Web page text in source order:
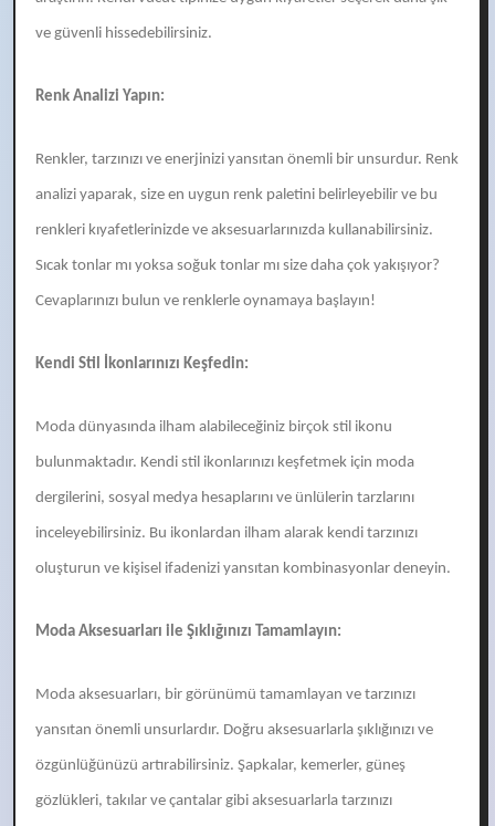
ve güvenli hissedebilirsiniz.
Renk Analizi Yapın:
Renkler, tarzınızı ve enerjinizi yansıtan önemli bir unsurdur. Renk
analizi yaparak, size en uygun renk paletini belirleyebilir ve bu
renkleri kıyafetlerinizde ve aksesuarlarınızda kullanabilirsiniz.
Sıcak tonlar mı yoksa soğuk tonlar mı size daha çok yakışıyor?
Cevaplarınızı bulun ve renklerle oynamaya başlayın!
Kendi Stil İkonlarınızı Keşfedin:
Moda dünyasında ilham alabileceğiniz birçok stil ikonu
bulunmaktadır. Kendi stil ikonlarınızı keşfetmek için moda
dergilerini, sosyal medya hesaplarını ve ünlülerin tarzlarını
inceleyebilirsiniz. Bu ikonlardan ilham alarak kendi tarzınızı
oluşturun ve kişisel ifadenizi yansıtan kombinasyonlar deneyin.
Moda Aksesuarları ile Şıklığınızı Tamamlayın:
Moda aksesuarları, bir görünümü tamamlayan ve tarzınızı
yansıtan önemli unsurlardır. Doğru aksesuarlarla şıklığınızı ve
özgünlüğünüzü artırabilirsiniz. Şapkalar, kemerler, güneş
gözlükleri, takılar ve çantalar gibi aksesuarlarla tarzınızı